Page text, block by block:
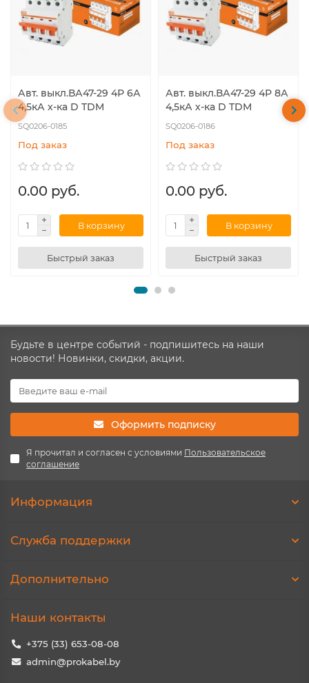
Авт. выкл.ВА47-29 4Р 6А
4,5кА х-ка D TDM
SQ0206-0185
Под заказ
0.00 руб.
В корзину
Быстрый заказ
Авт. выкл.ВА47-29 4Р 8А
4,5кА х-ка D TDM
SQ0206-0186
Под заказ
0.00 руб.
В корзину
Быстрый заказ
Будьте в центре событий - подпишитесь на наши
новости! Новинки, скидки, акции.
Оформить подписку
Я прочитал и согласен с условиями Пользовательское
соглашение
Информация
Служба поддержки
Дополнительно
Наши контакты
+375 (33) 653-08-08
admin@prokabel.by